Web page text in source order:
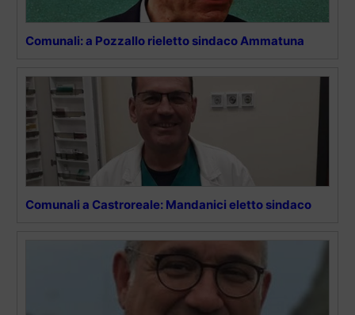
Comunali: a Pozzallo rieletto sindaco Ammatuna
Comunali a Castroreale: Mandanici eletto sindaco